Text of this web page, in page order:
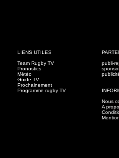
LIENS UTILES
Team Rugby TV
Pronostics
Météo
Guide TV
Prochainement
Programme rugby TV
publi-
Nous
A